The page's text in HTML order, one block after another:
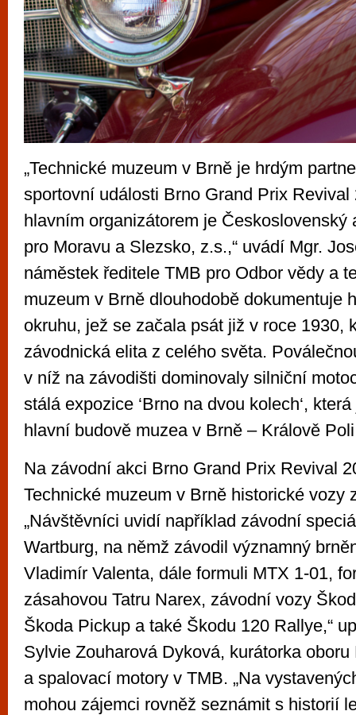
„Technické muzeum v Brně je hrdým
sportovní události Brno Grand Prix Revival
hlavním organizátorem je Československý
pro Moravu a Slezsko, z.s.,“ uvádí Mgr.
náměstek ředitele TMB pro Odbor vědy a
muzeum v Brně dlouhodobě dokumentuje
okruhu, jež se začala psát již v roce 1930,
závodnická elita z celého světa.
v níž na závodišti dominovaly silniční
stálá expozice ‘Brno na dvou kolech‘,
hlavní budově muzea v Brně – Králově
Na závodní akci Brno Grand Prix Revival
Technické muzeum v Brně historické vozy
„Návštěvníci uvidí například závodní
Wartburg, na němž závodil významný
Vladimír Valenta, dále formuli MTX 1-01,
zásahovou Tatru Narex, závodní vozy
Škoda Pickup a také Škodu 120 Rallye,“
Sylvie Zouharová Dyková, kurátorka
a spalovací motory v TMB. „Na
mohou zájemci rovněž seznámit s historií